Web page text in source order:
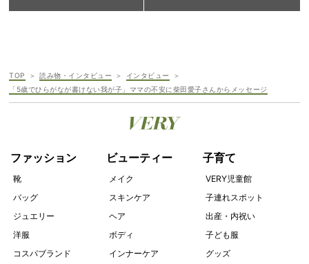
TOP 読み物・インタビュー
インタビュー
「5歳でひらがなが書けない我が子」ママの不安に柴田愛子さんからメッセージ
ファッション
靴
バッグ
ジュエリー
洋服
コスパブランド
ビューティー
メイク
スキンケア
ヘア
ボディ
インナーケア
子育て
VERY児童館
子連れスポット
出産・内祝い
子ども服
グッズ